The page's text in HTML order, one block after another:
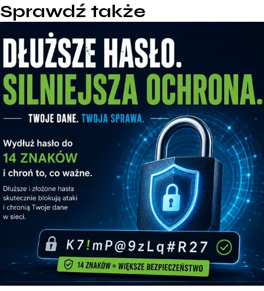
Sprawdź także